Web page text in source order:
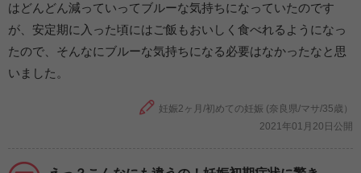
はどんどん減っていってブルーな気持ちになっていたのです
が、安定期に入った頃にはご飯もおいしく食べれるようになっ
たので、そんなにブルーな気持ちになる必要はなかったなと思
いました。
妊娠2ヶ月/初めての妊娠 (奈良県/マサ/35歳）
2021年01月20日公開